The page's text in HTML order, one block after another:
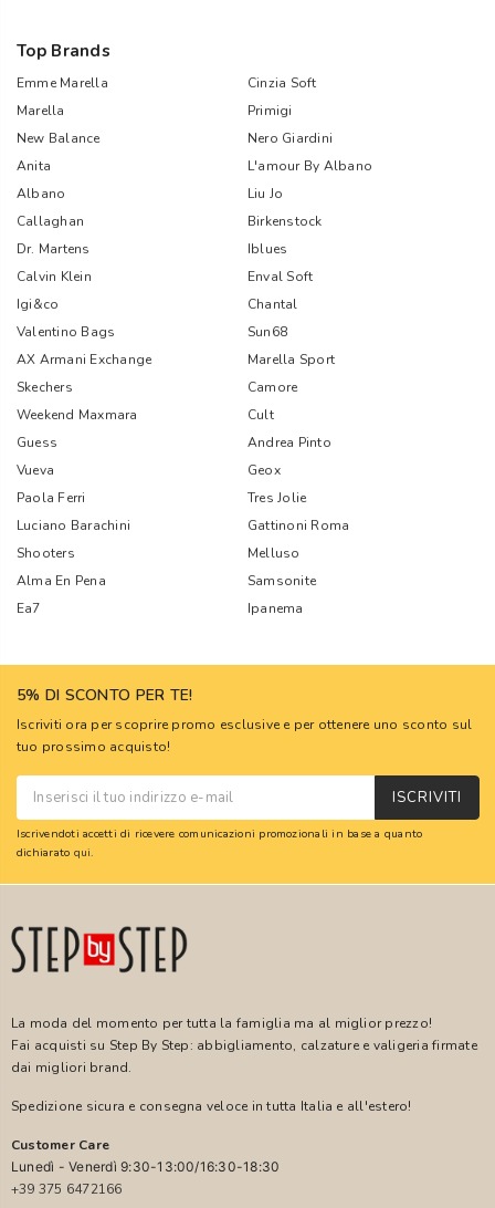
Top Brands
Emme Marella
Cinzia Soft
Marella
Primigi
New Balance
Nero Giardini
Anita
L'amour By Albano
Albano
Liu Jo
Callaghan
Birkenstock
Dr. Martens
Iblues
Calvin Klein
Enval Soft
Igi&co
Chantal
Valentino Bags
Sun68
AX Armani Exchange
Marella Sport
Skechers
Camore
Weekend Maxmara
Cult
Guess
Andrea Pinto
Vueva
Geox
Paola Ferri
Tres Jolie
Luciano Barachini
Gattinoni Roma
Shooters
Melluso
Alma En Pena
Samsonite
Ea7
Ipanema
5% DI SCONTO PER TE!
Iscriviti ora per scoprire promo esclusive e per ottenere uno sconto sul
tuo prossimo acquisto!
ISCRIVITI
Iscrivendoti accetti di ricevere comunicazioni promozionali in base a quanto
dichiarato qui.
La moda del momento per tutta la famiglia ma al miglior prezzo!
Fai acquisti su Step By Step: abbigliamento, calzature e valigeria firmate
dai migliori brand.
Spedizione sicura e consegna veloce in tutta Italia e all'estero!
Customer Care
Lunedì - Venerdì 9:30-13:00/16:30-18:30
+39 375 6472166